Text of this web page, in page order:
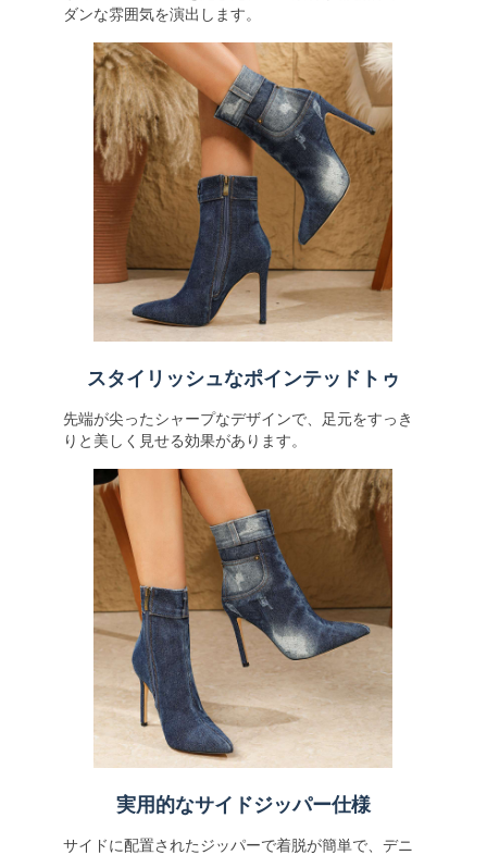
ダンな雰囲気を演出します。
スタイリッシュなポインテッドトゥ
先端が尖ったシャープなデザインで、足元をすっき
りと美しく見せる効果があります。
実用的なサイドジッパー仕様
サイドに配置されたジッパーで着脱が簡単で、デニ